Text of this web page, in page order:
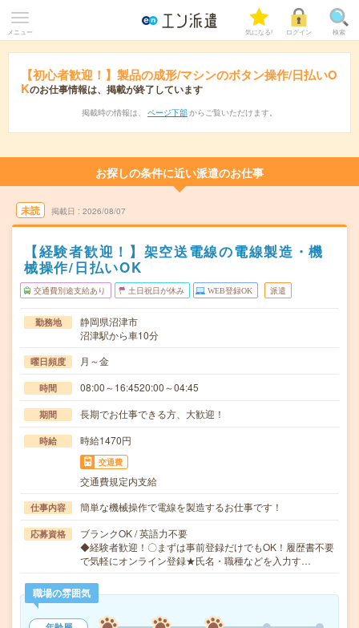
メニュー 気になる! ログイン 検索
【初心者歓迎！】製品の成形/マシンのボタン操作/日払いO
Kのお仕事情報は、掲載が終了しています
掲載時の情報は、 ページ下部 からご覧いただけます。
お探しの条件に近い派遣のお仕事
未読 掲載日 2026/08/07
【経験者歓迎！】架空送電線の電線製造・機
械操作/日払いOK
交通費別途支給あり 土日祝日が休み WEB登録OK 派遣
勤務地
静岡県沼津市
沼津駅から車10分
曜日頻度 月～金
時間 08:00～16:4520:00～04:45
期間 長期でお仕事できる方、大歓迎！
時給 時給1470円
交通費
交通費規定内支給
仕事内容 簡単な機械操作で電線を製造するお仕事です！
応募資格
ブランクOK / 英語力不要
◆経験者歓迎！〇まずは事前登録だけでもOK！履歴書不要
で気軽にオンライン登録★氏名・職種などを入力す…
職場の雰囲気